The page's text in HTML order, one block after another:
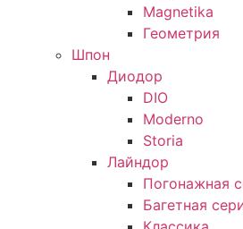
Magnetika
Геометрия
Шпон
Диодор
DIO
Moderno
Storia
Лайндор
Погонажная
Багетная